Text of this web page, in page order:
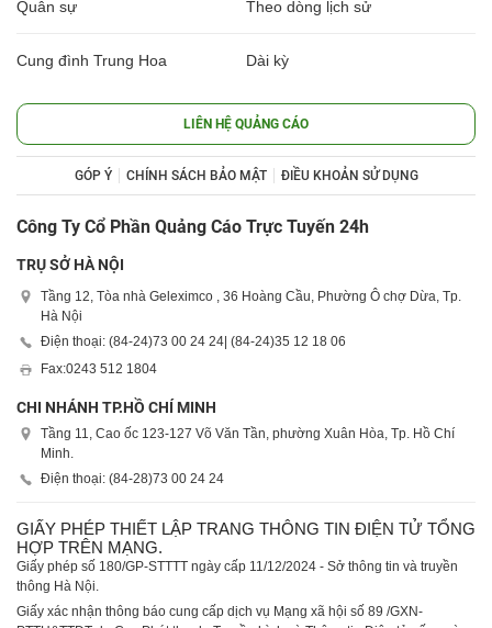
Quân sự Theo dòng lịch sử
Cung đình Trung Hoa Dài kỳ
LIÊN HỆ QUẢNG CÁO
GÓP Ý CHÍNH SÁCH BẢO MẬT ĐIỀU KHOẢN SỬ DỤNG
Công Ty Cổ Phần Quảng Cáo Trực Tuyến 24h
TRỤ SỞ HÀ NỘI
Tầng 12, Tòa nhà Geleximco , 36 Hoàng Cầu, Phường Ô chợ Dừa, Tp.
Hà Nội
Điện thoại: (84-24)73 00 24 24| (84-24)35 12 18 06
Fax:0243 512 1804
CHI NHÁNH TP.HỒ CHÍ MINH
Tầng 11, Cao ốc 123-127 Võ Văn Tần, phường Xuân Hòa, Tp. Hồ Chí
Minh.
Điện thoại: (84-28)73 00 24 24
GIẤY PHÉP THIẾT LẬP TRANG THÔNG TIN ĐIỆN TỬ TỔNG
HỢP TRÊN MẠNG.
Giấy phép số 180/GP-STTTT ngày cấp 11/12/2024 - Sở thông tin và truyền
thông Hà Nội.
Giấy xác nhận thông báo cung cấp dịch vụ Mạng xã hội số 89 /GXN-